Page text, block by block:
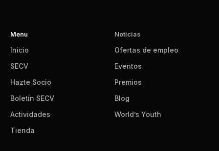
Menu
Inicio
SECV
Hazte Socio
Boletín SECV
Actividades
Tienda
Noticias
Ofertas de empleo
Eventos
Premios
Blog
World’s Youth